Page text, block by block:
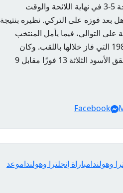
وتأهل المنتخب الإنجليزي إلى هذه الجولة على حساب نظيره السويسري بنتيجة 5-3 في نهاية اللائحة والوقت
بعد فوزه على التركي. نظيره بنتيجة
على التوالي، فيما يأمل المنتخب
الهولندي في الوصول إلى النهائي للمرة الثانية. لحظة في تاريخه بعد نسخة 1988 التي فاز خلالها باللقب. وكان
الفريقان قد التقيا معًا في 31 مباراة سابقة في جميع البطولات عبر التاريخ. حقق الأسود الثلاثة 13 فوزًا مقابل 9
Facebook
وهولندامباراة إنجلترا وهولنداموعد